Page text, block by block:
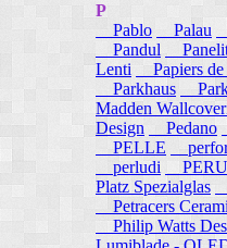
P
Pablo
Palau
Pandul
Lenti
Papiers de
Parkhaus
Madden
Design
Pedano
PELLE
perludi
Platz Spezialglas
Petracers
Philip Watts